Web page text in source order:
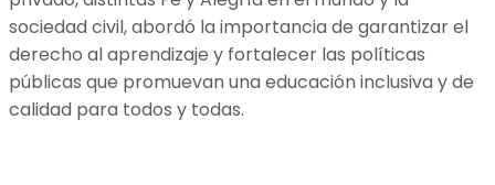
sociedad civil, abordó la importancia de garantizar el
derecho al aprendizaje y fortalecer las políticas
públicas que promuevan una educación inclusiva y de
calidad para todos y todas.